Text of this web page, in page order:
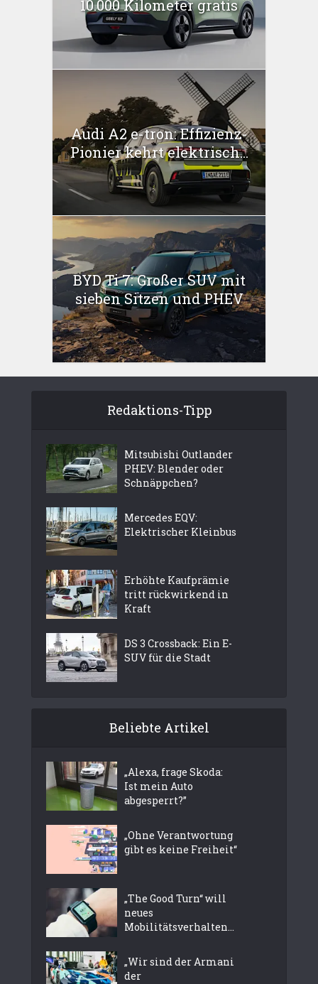
10.000 Kilometer gratis
Audi A2 e-tron: Effizienz-
Pionier kehrt elektrisch...
BYD Ti 7: Großer SUV mit
sieben Sitzen und PHEV
Redaktions-Tipp
Mitsubishi Outlander
PHEV: Blender oder
Schnäppchen?
Mercedes EQV:
Elektrischer Kleinbus
Erhöhte Kaufprämie
tritt rückwirkend in
Kraft
DS 3 Crossback: Ein E-
SUV für die Stadt
Beliebte Artikel
„Alexa, frage Skoda:
Ist mein Auto
abgesperrt?”
„Ohne Verantwortung
gibt es keine Freiheit“
„The Good Turn“ will
neues
Mobilitätsverhalten...
„Wir sind der Armani
der